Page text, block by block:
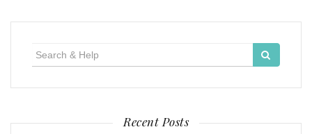
for:
Recent Posts